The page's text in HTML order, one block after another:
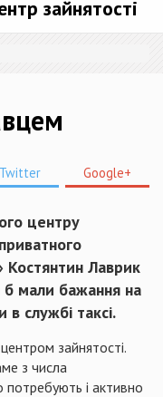
зайнятості
Twitter Google+
центру
Костянтин Лаврик
б мали бажання на
службі таксі.
зайнятості.
з числа
потребують і активно